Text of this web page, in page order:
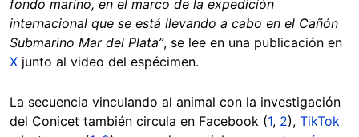
fondo marino, en el marco de la expedición
internacional que se está llevando a cabo en el Cañón
Submarino Mar del Plata”, se lee en una publicación en
X junto al video del espécimen.
La secuencia vinculando al animal con la investigación
del Conicet también circula en Facebook (1, 2), TikTok